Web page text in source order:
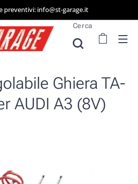
preventivi: info@st-garage.it
Cerca
Ghiera TA-
AUDI A3 (8V)